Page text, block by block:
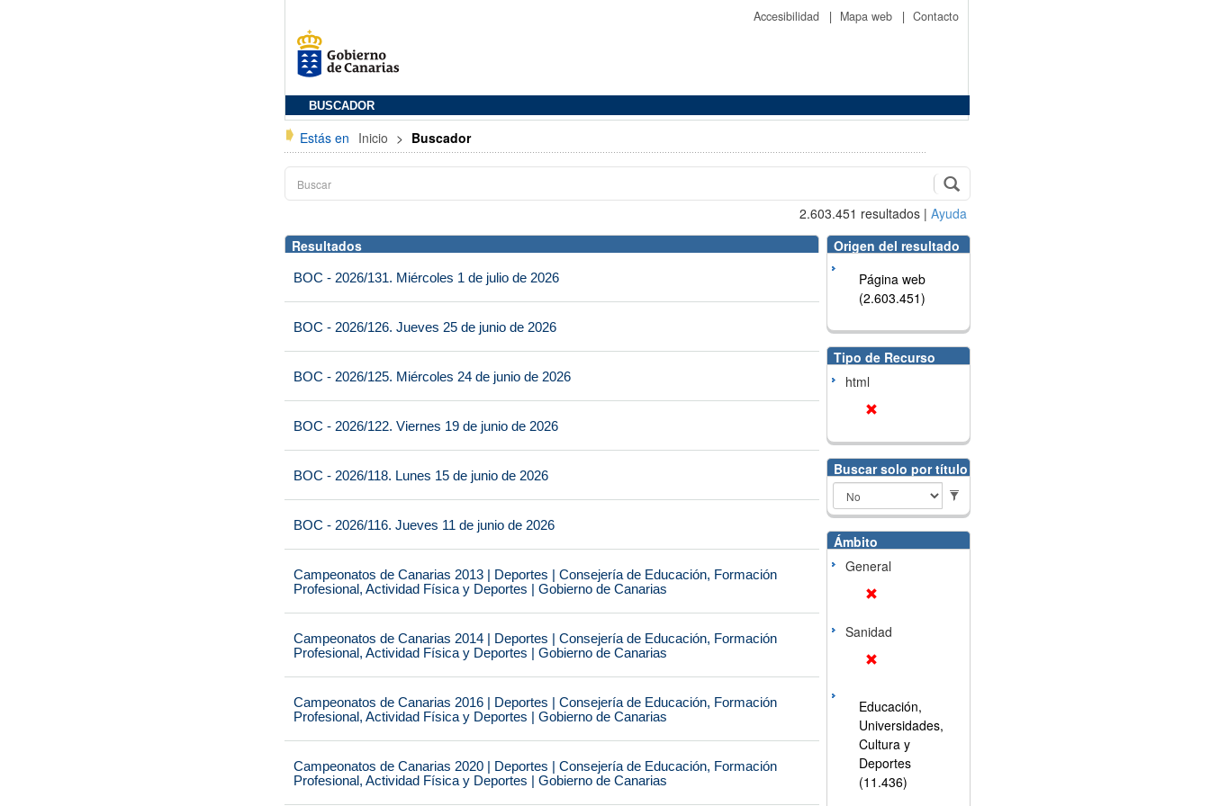
Accesibilidad | Mapa web | Contacto
BUSCADOR
Estás en Inicio > Buscador
2.603.451 resultados | Ayuda
Resultados
BOC - 2026/131. Miércoles 1 de julio de 2026
BOC - 2026/126. Jueves 25 de junio de 2026
BOC - 2026/125. Miércoles 24 de junio de 2026
BOC - 2026/122. Viernes 19 de junio de 2026
BOC - 2026/118. Lunes 15 de junio de 2026
BOC - 2026/116. Jueves 11 de junio de 2026
Campeonatos de Canarias 2013 | Deportes | Consejería de Educación, Formación
Profesional, Actividad Física y Deportes | Gobierno de Canarias
Campeonatos de Canarias 2014 | Deportes | Consejería de Educación, Formación
Profesional, Actividad Física y Deportes | Gobierno de Canarias
Campeonatos de Canarias 2016 | Deportes | Consejería de Educación, Formación
Profesional, Actividad Física y Deportes | Gobierno de Canarias
Campeonatos de Canarias 2020 | Deportes | Consejería de Educación, Formación
Profesional, Actividad Física y Deportes | Gobierno de Canarias
Origen del resultado
Página web
(2.603.451)
Tipo de Recurso
html
Buscar solo por título
Ámbito
General
Sanidad
Educación,
Universidades,
Cultura y
Deportes
(11.436)